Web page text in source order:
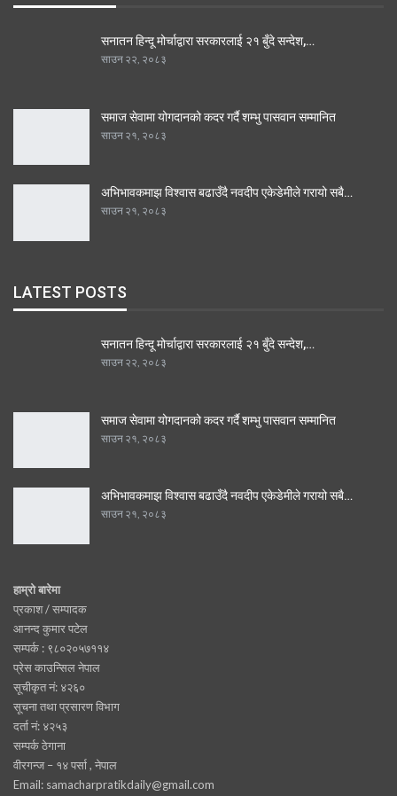
सनातन हिन्दू मोर्चाद्वारा सरकारलाई २१ बुँदे सन्देश,…
साउन २२, २०८३
समाज सेवामा योगदानको कदर गर्दै शम्भु पासवान सम्मानित
साउन २१, २०८३
अभिभावकमाझ विश्वास बढाउँदै नवदीप एकेडेमीले गरायो सबै…
साउन २१, २०८३
LATEST POSTS
सनातन हिन्दू मोर्चाद्वारा सरकारलाई २१ बुँदे सन्देश,…
साउन २२, २०८३
समाज सेवामा योगदानको कदर गर्दै शम्भु पासवान सम्मानित
साउन २१, २०८३
अभिभावकमाझ विश्वास बढाउँदै नवदीप एकेडेमीले गरायो सबै…
साउन २१, २०८३
हाम्रो बारेमा
प्रकाश / सम्पादक
आनन्द कुमार पटेल
सम्पर्क : ९८०२०५७११४
प्रेस काउन्सिल नेपाल
सूचीकृत नं: ४२६०
सूचना तथा प्रसारण विभाग
दर्ता नं: ४२५३
सम्पर्क ठेगाना
वीरगन्ज – १४ पर्सा , नेपाल
Email: samacharpratikdaily@gmail.com